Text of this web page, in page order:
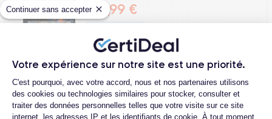
Continuer sans accepter
Votre expérience sur notre site est une priorité.
Plateforme de Gestion du
C'est pourquoi, avec votre accord, nous et nos partenaires utilisons
des cookies ou technologies similaires pour stocker, consulter et
traiter des données personnelles telles que votre visite sur ce site
internet, les adresses IP et les identifiants de cookie. À tout moment,
329,99 €
« précédent suivant »